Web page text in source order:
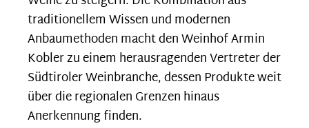
traditionellem Wissen und modernen
Anbaumethoden macht den Weinhof Armin
Kobler zu einem herausragenden Vertreter der
Südtiroler Weinbranche, dessen Produkte weit
über die regionalen Grenzen hinaus
Anerkennung finden.